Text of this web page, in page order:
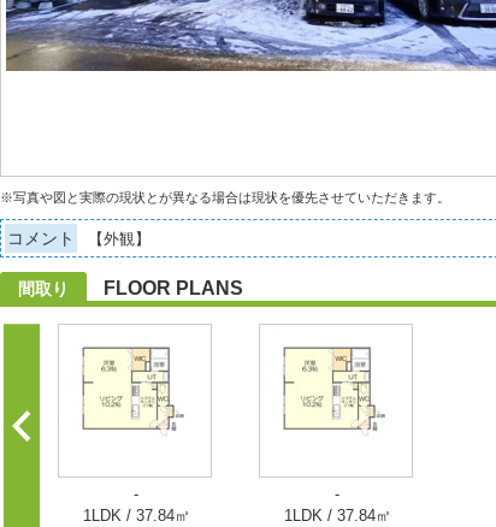
※写真や図と実際の現状とが異なる場合は現状を優先させていただきます。
コメント 【外観】
間取り FLOOR PLANS
-
1LDK / 37.84㎡
-
1LDK / 37.84㎡